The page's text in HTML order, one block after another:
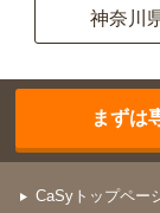
神奈川
まずは
CaSyトップペー